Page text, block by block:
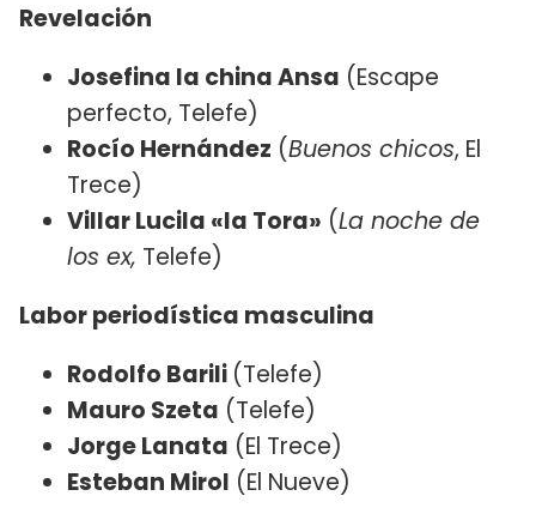
Revelación
Josefina la china Ansa (Escape
perfecto, Telefe)
Rocío Hernández (Buenos chicos, El
Trece)
Villar Lucila «la Tora» (La noche de
los ex, Telefe)
Labor periodística masculina
Rodolfo Barili (Telefe)
Mauro Szeta (Telefe)
Jorge Lanata (El Trece)
Esteban Mirol (El Nueve)